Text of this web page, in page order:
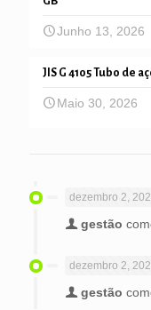
Junho 13, 2026
JIS G 4105 Tubo de
Maio 30, 2026
dezembro 2,
gestão
dezembro 2,
gestão